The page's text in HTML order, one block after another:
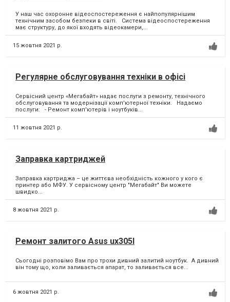
У наш час охоронне відеоспостереження є найпопулярнішим
технічним засобом безпеки в світі. Система відеоспостереження
має структуру, до якої входять відеокамери,...
15 жовтня 2021 р.
Регулярне обслуговування техніки в офісі
Сервісний центр «Мегабайт» надає послуги з ремонту, технічного
обслуговування та модернізації комп'ютерної техніки. Надаємо
послуги: - Ремонт комп'ютерів і ноутбуків...
11 жовтня 2021 р.
Заправка картриджей
Заправка картриджа – це життєва необхідність кожного у кого є
принтер або МФУ.⁣ У сервісному центр "Мегабайт" Ви можете
швидко...
8 жовтня 2021 р.
Ремонт залитого Asus ux305I
Сьогодні розповімо Вам про трохи дивний залитий ноутбук. ⁣ А дивний
він тому що, коли заливається апарат, то заливається все...
6 жовтня 2021 р.